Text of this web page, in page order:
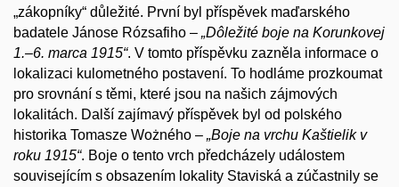
„zákopníky“ důležité. První byl příspěvek maďarského
badatele Jánose Rózsafiho – „Dôležité boje na Korunkovej
1.–6. marca 1915“. V tomto příspěvku zazněla informace o
lokalizaci kulometného postavení. To hodláme prozkoumat
pro srovnání s těmi, které jsou na našich zájmových
lokalitách. Další zajímavý příspěvek byl od polského
historika Tomasze Wożného – „Boje na vrchu Kaštielik v
roku 1915“. Boje o tento vrch předcházely událostem
souvisejícím s obsazením lokality Staviská a zúčastnily se